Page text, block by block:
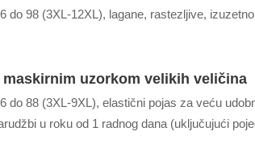
do 98 (3XL-12XL), lagane, rastezljive,
maskirnim uzorkom velikih veličina
do 88 (3XL-9XL), elastični pojas za veću
u roku od 1 radnog dana (uključujući